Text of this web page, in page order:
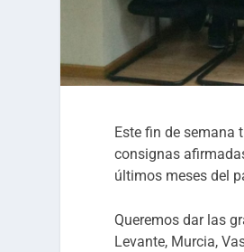
Este fin de semana
consignas
últimos meses del
Queremos dar las
Levante, Murcia,